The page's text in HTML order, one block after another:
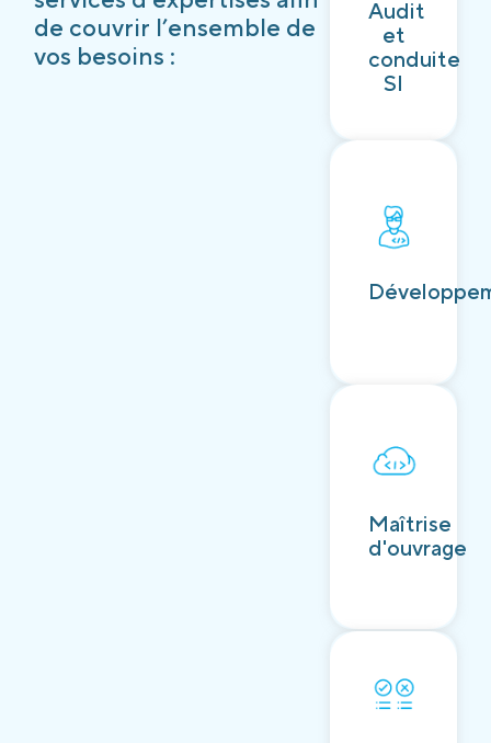
de couvrir l’ensemble de
vos besoins :
Audit
et
conduite
SI
Découvrir
Maîtrise
d'ouvrage